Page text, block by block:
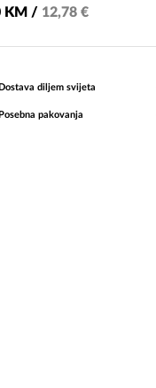
KM / 12,78 €
Dostava diljem svijeta
Posebna pakovanja